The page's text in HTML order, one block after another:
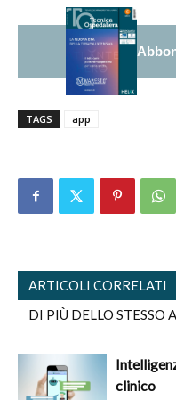
TAGS app
ARTICOLI CORRELATI
DI PIÙ DELLO STESSO
clinico